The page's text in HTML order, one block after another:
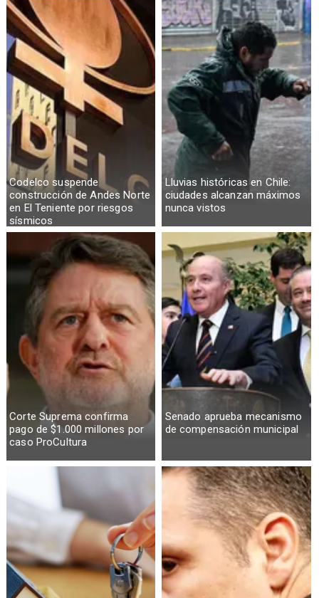
Codelco suspende
construcción de Andes Norte
en El Teniente por riesgos
sísmicos
Lluvias históricas en Chile:
ciudades alcanzan máximos
nunca vistos
Corte Suprema confirma
pago de $1.000 millones por
caso ProCultura
Senado aprueba mecanismo
de compensación municipal